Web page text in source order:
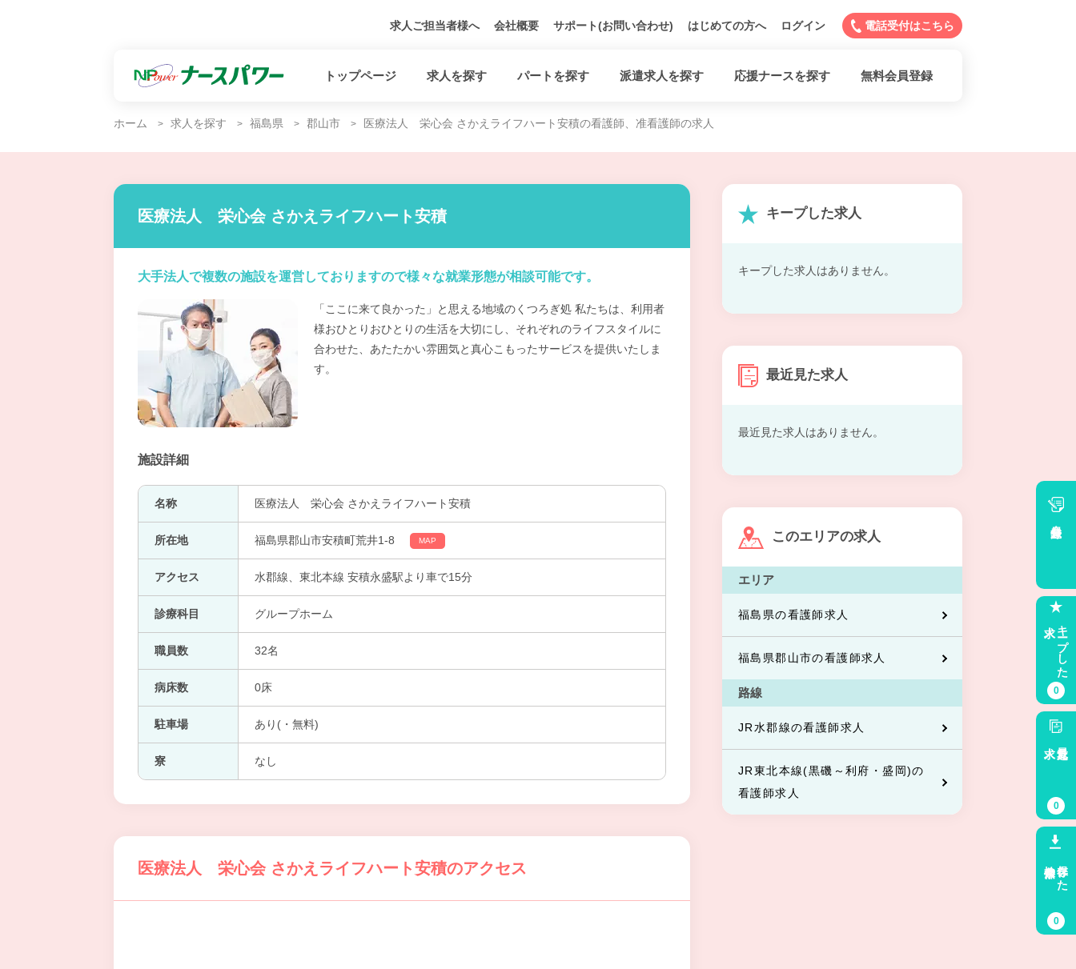
求人ご担当者様へ 会社概要 サポート(お問い合わせ) はじめての方へ ログイン 電話受付はこちら
トップページ 求人を探す パートを探す 派遣求人を探す 応援ナースを探す 無料会員登録
ホーム 求人を探す 福島県 郡山市 医療法人 栄心会 さかえライフハート安積の看護師、准看護師の求人
医療法人 栄心会 さかえライフハート安積
大手法人で複数の施設を運営しておりますので様々な就業形態が相談可能です。
「ここに来て良かった」と思える地域のくつろぎ処 私たちは、利用者
様おひとりおひとりの生活を大切にし、それぞれのライフスタイルに
合わせた、あたたかい雰囲気と真心こもったサービスを提供いたしま
す。
施設詳細
名称 医療法人 栄心会 さかえライフハート安積
所在地 福島県郡山市安積町荒井1-8 MAP
アクセス 水郡線、東北本線 安積永盛駅より車で15分
診療科目 グループホーム
職員数 32名
病床数 0床
駐車場 あり(・無料)
寮 なし
医療法人 栄心会 さかえライフハート安積のアクセス
キープした求人
キープした求人はありません。
最近見た求人
最近見た求人はありません。
このエリアの求人
エリア
福島県の看護師求人
福島県郡山市の看護師求人
路線
JR水郡線の看護師求人
JR東北本線(黒磯～利府・盛岡)の
看護師求人
キープした
0
最近見た
0
保存した
0